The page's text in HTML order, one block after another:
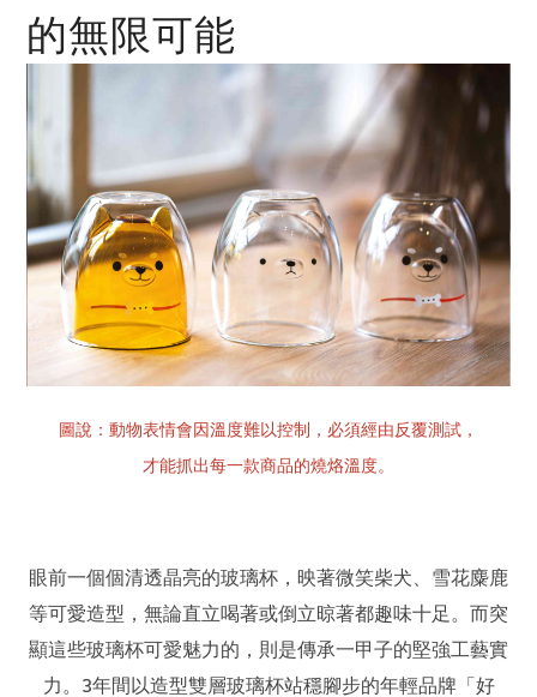
的無限可能
圖說：動物表情會因溫度難以控制，必須經由反覆測試，
才能抓出每一款商品的燒烙溫度。
眼前一個個清透晶亮的玻璃杯，映著微笑柴犬、雪花麋鹿
等可愛造型，無論直立喝著或倒立晾著都趣味十足。而突
顯這些玻璃杯可愛魅力的，則是傳承一甲子的堅強工藝實
力。3年間以造型雙層玻璃杯站穩腳步的年輕品牌「好